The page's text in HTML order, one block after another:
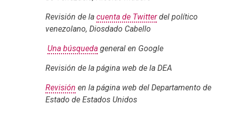
Revisión de la cuenta de Twitterdel político
venezolano, Diosdado Cabello
Una búsqueda general en Google
Revisión de la página web de la DEA
Revisión en la página web del Departamento de
Estado de Estados Unidos